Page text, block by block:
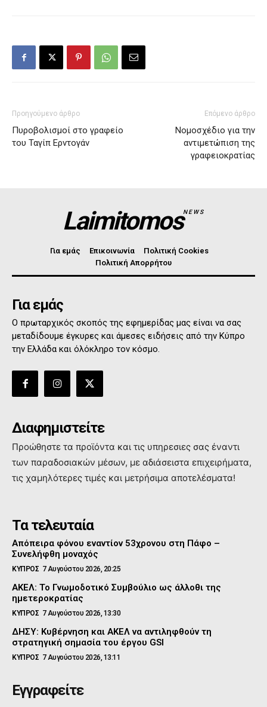
Προηγούμενο άρθρο
Πυροβολισμοί στο γραφείο
του Ταγίπ Ερντογάν
Επόμενο άρθρο
Νομοσχέδιο για την
αντιμετώπιση της
γραφειοκρατίας
LaimitomosNEWS
Για εμάς Επικοινωνία
Πολιτική Cookies
Πολιτική Απορρήτου
Για εμάς
Ο πρωταρχικός σκοπός της εφημερίδας μας είναι να σας
μεταδίδουμε έγκυρες και άμεσες ειδήσεις από την Κύπρο
την Ελλάδα και όλόκληρο τον κόσμο.
Διαφημιστείτε
Προώθηστε τα προϊόντα και τις υπηρεσιες σας έναντι
των παραδοσιακών μέσων, με αδιάσειστα επιχειρήματα,
τις χαμηλότερες τιμές και μετρήσιμα αποτελέσματα!
Τα τελευταία
Απόπειρα φόνου εναντίον 53χρονου στη Πάφο –
Συνελήφθη μοναχός
ΚΥΠΡΟΣ 7 Αυγούστου 2026, 20:25
ΑΚΕΛ: Το Γνωμοδοτικό Συμβούλιο ως άλλοθι της
ημετεροκρατίας
ΚΥΠΡΟΣ 7 Αυγούστου 2026, 13:30
ΔΗΣΥ: Κυβέρνηση και ΑΚΕΛ να αντιληφθούν τη
στρατηγική σημασία του έργου GSI
ΚΥΠΡΟΣ 7 Αυγούστου 2026, 13:11
Εγγραφείτε